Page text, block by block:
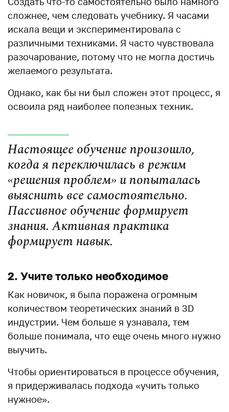
сложнее, чем следовать учебнику. Я часами
искала вещи и экспериментировала с
различными техниками. Я часто чувствовала
разочарование, потому что не могла достичь
желаемого результата.
Однако, как бы ни был сложен этот процесс, я
освоила ряд наиболее полезных техник.
Настоящее обучение произошло,
когда я переключилась в режим
«решения проблем» и попыталась
выяснить все самостоятельно.
Пассивное обучение формирует
знания. Активная практика
формирует навык.
2. Учите только необходимое
Как новичок, я была поражена огромным
количеством теоретических знаний в 3D
индустрии. Чем больше я узнавала, тем
больше понимала, что еще очень много нужно
выучить.
Чтобы ориентироваться в процессе обучения,
я придерживалась подхода «учить только
нужное».